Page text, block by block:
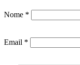
Nome *
Email *